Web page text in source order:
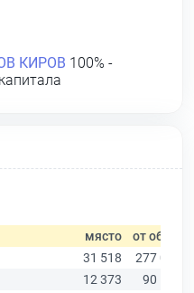
КИРОВ 100% -
място от общо
31 518
277 019
12 373
90 178